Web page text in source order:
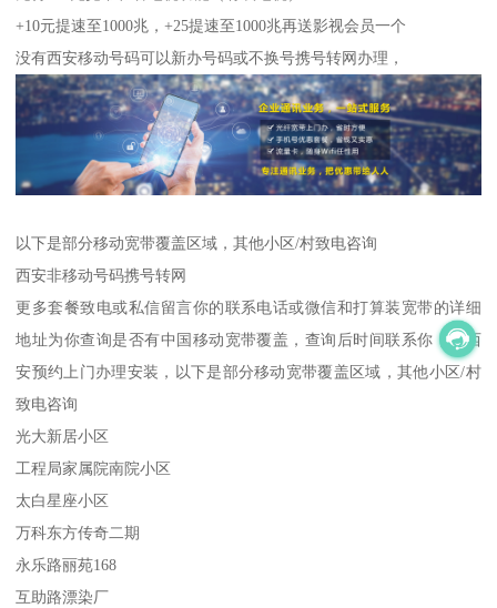
+10元提速至1000兆，+25提速至1000兆再送影视会员一个
没有西安移动号码可以新办号码或不换号携号转网办理，
以下是部分移动宽带覆盖区域，其他小区/村致电咨询
西安非移动号码携号转网
更多套餐致电或私信留言你的联系电话或微信和打算装宽带的详细
地址为你查询是否有中国移动宽带覆盖，查询后时间联系你，全西
安预约上门办理安装，以下是部分移动宽带覆盖区域，其他小区/村
致电咨询
光大新居小区
工程局家属院南院小区
太白星座小区
万科东方传奇二期
永乐路丽苑168
互助路漂染厂